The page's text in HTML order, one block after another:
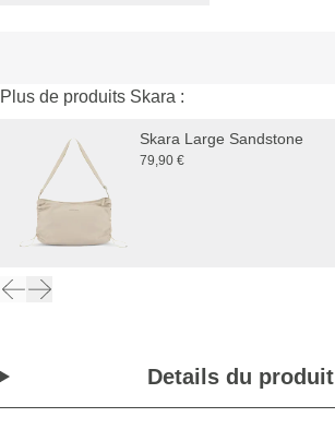
Plus de produits Skara :
Skara Large Sandstone
79,90 €
Details du produit